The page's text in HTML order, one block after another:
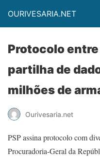
OURIVESARIA.NET
Protocolo
partilha de
milhões de
Ourivesaria.net
PSP assina protocolo com
Procuradoria-Geral da